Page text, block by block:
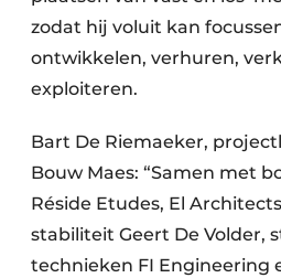
zodat hij voluit kan
ontwikkelen, verhuren,
exploiteren.
Bart De Riemaeker,
Bouw Maes: “Samen met
Réside Etudes, El
stabiliteit Geert De Volder,
technieken FI Engineering